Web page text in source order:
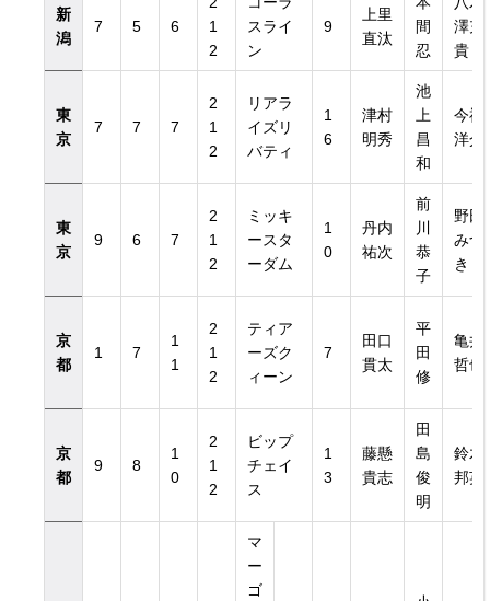
新
潟
7 5 6
1
2
スライ
ン
9
上里
直汰
間
忍
澤充
貴
東
京
7 7 7
2
1
2
リアラ
イズリ
バティ
1
6
津村
明秀
池
上
昌
和
今福
洋介
東
京
9 6 7
2
1
2
ミッキ
ースタ
ーダム
1
0
丹内
祐次
前
川
恭
子
野田
みづ
き
京
都
1 7
1
1
2
1
2
ティア
ーズク
ィーン
7
田口
貫太
平
田
修
亀井
哲也
京
都
9 8
1
0
2
1
2
ビップ
チェイ
ス
1
3
藤懸
貴志
田
島
俊
明
鈴木
邦英
マ
ー
ゴ